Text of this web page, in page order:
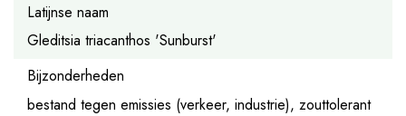
Latijnse naam
Gleditsia triacanthos 'Sunburst'
Bijzonderheden
bestand tegen emissies (verkeer, industrie), zouttolerant